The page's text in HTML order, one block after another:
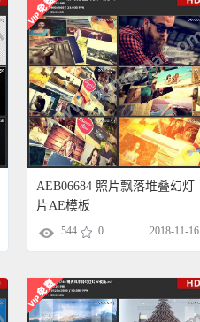
AEB06684 照片飘落堆叠幻灯
片AE模板
544 0 2018-11-16